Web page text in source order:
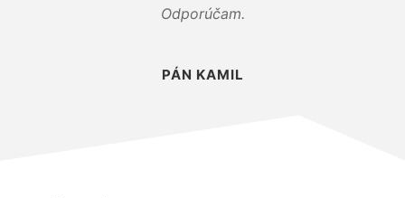
Odporúčam.
PÁN KAMIL